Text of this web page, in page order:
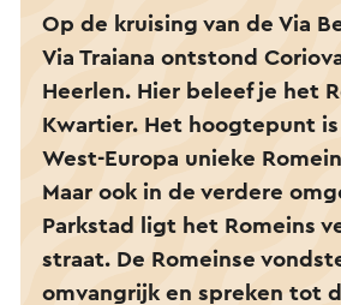
Op de kruising van de Via
Via Traiana ontstond
Heerlen. Hier beleef je het
Kwartier. Het hoogtepunt
West-Europa unieke
Maar ook in de verdere
Parkstad ligt het Romeins
straat. De Romeinse
omvangrijk en spreken tot